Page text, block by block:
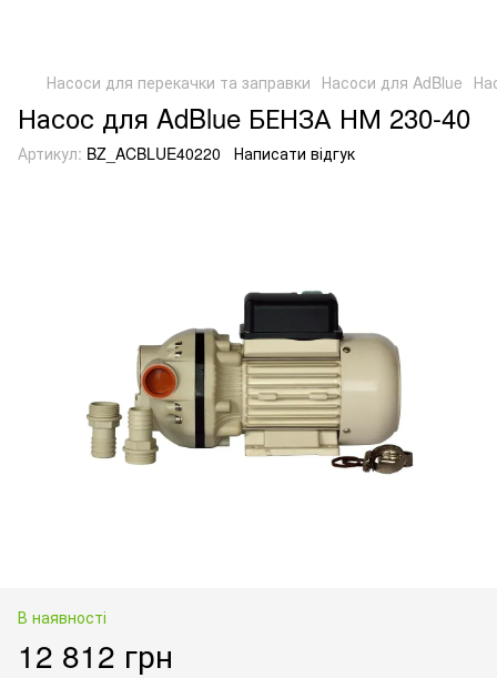
Насоси для перекачки та заправки Насоси для AdBlue
Насос для AdBlue БЕНЗА НМ 230-40
Артикул: BZ_ACBLUE40220 Написати відгук
В наявності
12 812 грн